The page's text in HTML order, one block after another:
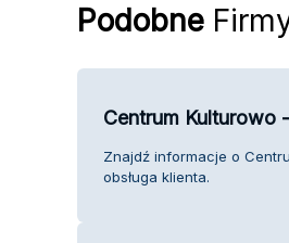
Podobne
Centrum Kulturowo
Znajdź informacje o
obsługa klienta.